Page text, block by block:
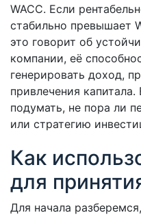
WACC. Если
стабильно превышает
это говорит об
компании, её
генерировать доход,
привлечения
подумать, не пора ли
или стратегию
Как
для
Для начала